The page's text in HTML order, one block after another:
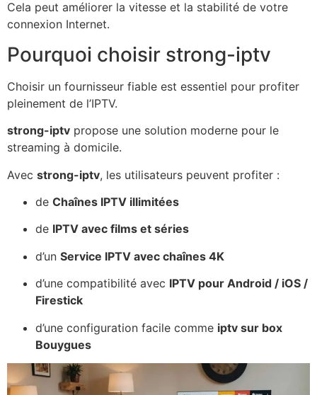
Cela peut améliorer la vitesse et la stabilité de votre
connexion Internet.
Pourquoi choisir strong-iptv
Choisir un fournisseur fiable est essentiel pour profiter
pleinement de l’IPTV.
strong-iptv propose une solution moderne pour le
streaming à domicile.
Avec strong-iptv, les utilisateurs peuvent profiter :
de Chaînes IPTV illimitées
de IPTV avec films et séries
d’un Service IPTV avec chaînes 4K
d’une compatibilité avec IPTV pour Android / iOS /
Firestick
d’une configuration facile comme iptv sur box
Bouygues